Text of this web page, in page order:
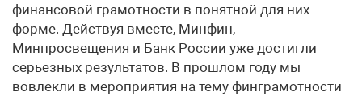
финансовой грамотности в понятной для них
форме. Действуя вместе, Минфин,
Минпросвещения и Банк России уже достигли
серьезных результатов. В прошлом году мы
вовлекли в мероприятия на тему финграмотности